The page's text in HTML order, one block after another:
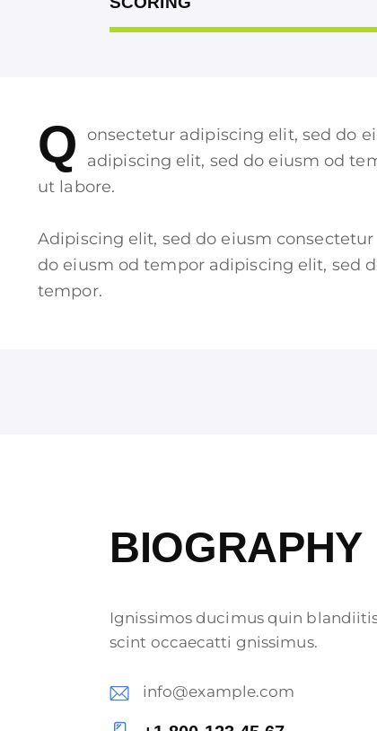
Q
onsectetur adipiscing elit, sed do
adipiscing elit, sed do eiusm od
ut labore.
Adipiscing elit, sed do eiusm
do eiusm od tempor adipiscing elit, sed
tempor.
BIOGRAPHY
Ignissimos ducimus quin
scint occaecatti gnissimus.
E-
info@example.com